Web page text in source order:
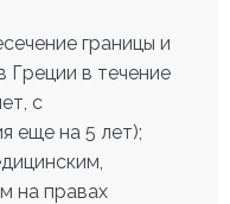
границы и
в течение
с
еще на 5 лет);
на правах